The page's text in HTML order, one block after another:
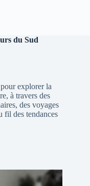
du Sud
explorer la
à travers des
des voyages
fil des tendances